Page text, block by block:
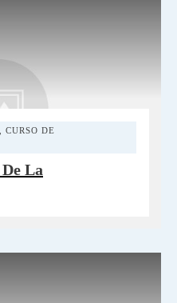
CURSO DE
La